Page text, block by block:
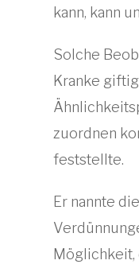
kann, kann
Solche
Kranke
zuordnen
feststellte.
Er nannte
Möglichkeit,